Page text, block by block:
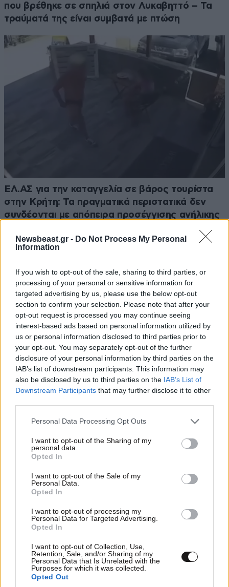
Newsbeast.gr - Do Not Process My Personal
Information
If you wish to opt-out of the sale, sharing to third parties, or
processing of your personal or sensitive information for
targeted advertising by us, please use the below opt-out
section to confirm your selection. Please note that after your
opt-out request is processed you may continue seeing
interest-based ads based on personal information utilized by
us or personal information disclosed to third parties prior to
your opt-out. You may separately opt-out of the further
disclosure of your personal information by third parties on the
IAB’s list of downstream participants. This information may
also be disclosed by us to third parties on the IAB’s List of
Downstream Participants that may further disclose it to other
Please note that this website/app uses one or more Google
not limited to your visit or usage behaviour. You may click to
grant or deny consent to Google and its third-party tags to
use your data for below specified purposes in below Google
consent section.
Personal Data Processing Opt Outs
I want to opt-out of the Sharing of my
personal data.
Opted In
I want to opt-out of the Sale of my
Personal Data.
Opted In
I want to opt-out of processing my
Personal Data for Targeted Advertising.
Opted In
I want to opt-out of Collection, Use,
Retention, Sale, and/or Sharing of my
Personal Data that Is Unrelated with the
Purposes for which it was collected.
Opted Out
που βρέθηκε σε σπηλιά στον Λυκαβηττό – Τα
τραύματά της είναι συμβατά με πτώση
ΕΛ.ΑΣ για την καταγγελία σε βάρος τουρίστα
στην Κρήτη: Τα πραγματικά περιστατικά δεν
συνδέονται με απόπειρα προσέγγισης ανήλικης
Θεσσαλονίκη: Έκλεψε αυτοκίνητο, τράκαρε και
κατέληξε με χειροπέδες
Greek Mafia: Στην Ελλάδα ο 31χρονος που